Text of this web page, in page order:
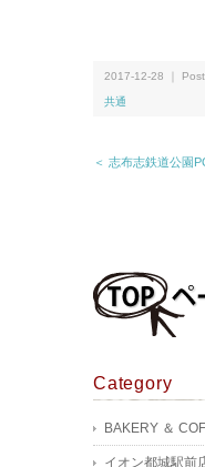
2017-12-28 ｜
共通
＜ 志布志鉄道公園
Category
BAKERY ＆
イオン都城駅前